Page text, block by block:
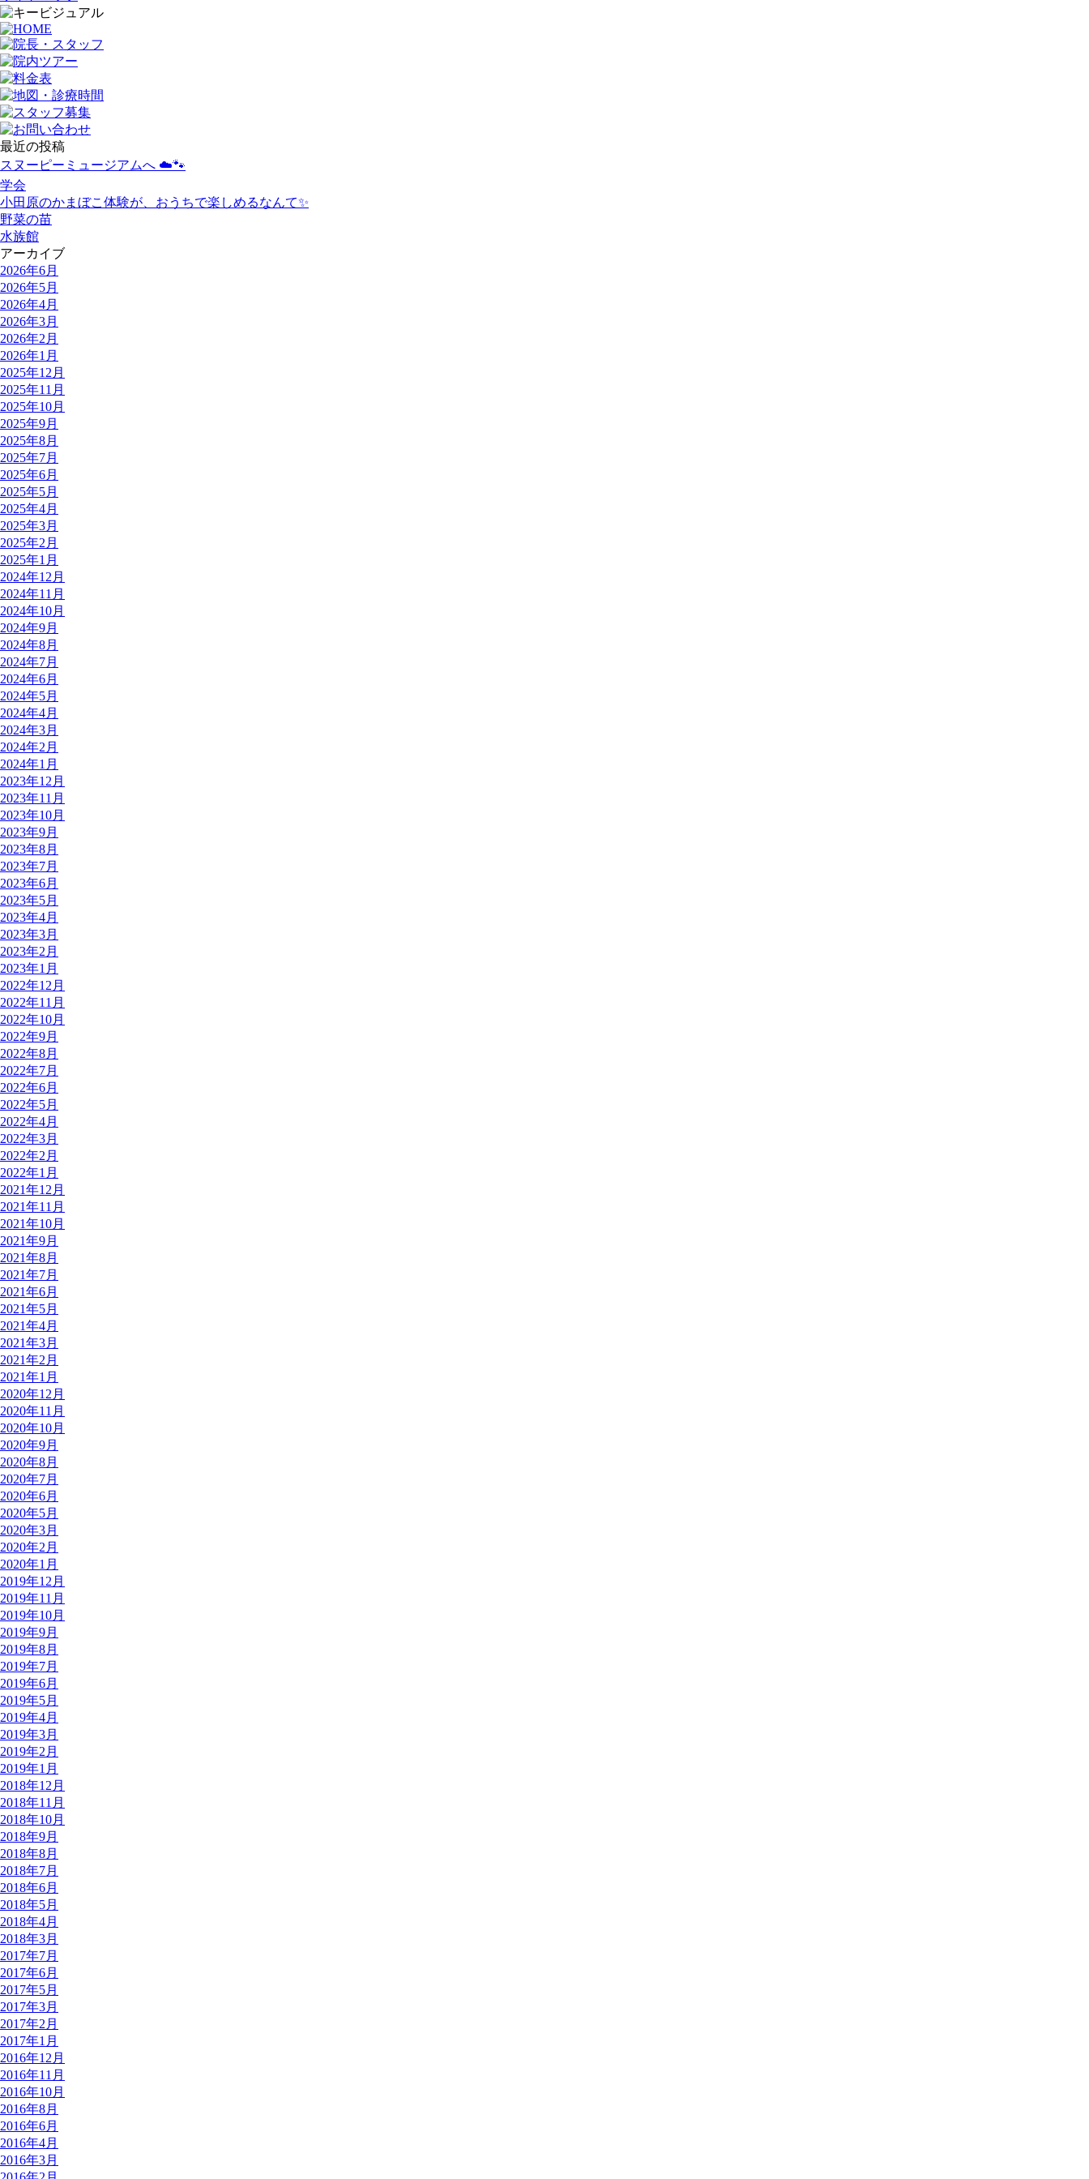
最近の投稿
スヌーピーミュージアムへ ☁️🐾
学会
小田原のかまぼこ体験が、おうちで楽しめるなんて✨
野菜の苗
水族館
アーカイブ
2026年6月
2026年5月
2026年4月
2026年3月
2026年2月
2026年1月
2025年12月
2025年11月
2025年10月
2025年9月
2025年8月
2025年7月
2025年6月
2025年5月
2025年4月
2025年3月
2025年2月
2025年1月
2024年12月
2024年11月
2024年10月
2024年9月
2024年8月
2024年7月
2024年6月
2024年5月
2024年4月
2024年3月
2024年2月
2024年1月
2023年12月
2023年11月
2023年10月
2023年9月
2023年8月
2023年7月
2023年6月
2023年5月
2023年4月
2023年3月
2023年2月
2023年1月
2022年12月
2022年11月
2022年10月
2022年9月
2022年8月
2022年7月
2022年6月
2022年5月
2022年4月
2022年3月
2022年2月
2022年1月
2021年12月
2021年11月
2021年10月
2021年9月
2021年8月
2021年7月
2021年6月
2021年5月
2021年4月
2021年3月
2021年2月
2021年1月
2020年12月
2020年11月
2020年10月
2020年9月
2020年8月
2020年7月
2020年6月
2020年5月
2020年3月
2020年2月
2020年1月
2019年12月
2019年11月
2019年10月
2019年9月
2019年8月
2019年7月
2019年6月
2019年5月
2019年4月
2019年3月
2019年2月
2019年1月
2018年12月
2018年11月
2018年10月
2018年9月
2018年8月
2018年7月
2018年6月
2018年5月
2018年4月
2018年3月
2017年7月
2017年6月
2017年5月
2017年3月
2017年2月
2017年1月
2016年12月
2016年11月
2016年10月
2016年8月
2016年6月
2016年4月
2016年3月